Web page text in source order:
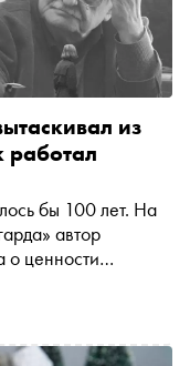
из
работал
бы 100 лет. На
автор
ценности
режиссера-